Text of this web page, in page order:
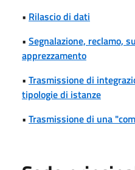
• Rilascio di dati
• Segnalazione, reclamo,
apprezzamento
• Trasmissione di
tipologie di istanze
• Trasmissione di una